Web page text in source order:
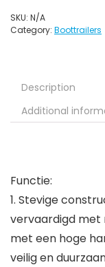
SKU: N/A
Category: Boottrailers
Description
Additional
Functie:
1. Stevige
vervaardigd met
met een hoge
veilig en